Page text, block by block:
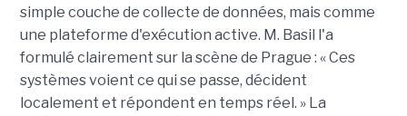
simple couche de collecte de données, mais comme
une plateforme d'exécution active. M. Basil l'a
formulé clairement sur la scène de Prague : « Ces
systèmes voient ce qui se passe, décident
localement et répondent en temps réel. » La